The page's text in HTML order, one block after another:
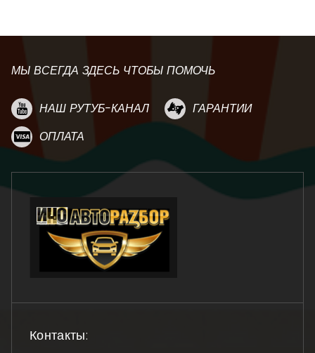
МЫ ВСЕГДА ЗДЕСЬ ЧТОБЫ ПОМОЧЬ
НАШ РУТУБ-КАНАЛ
ГАРАНТИИ
ОПЛАТА
Контакты: